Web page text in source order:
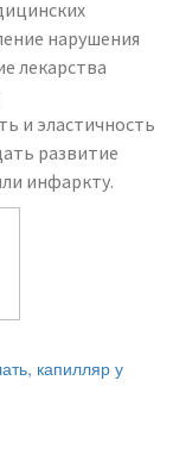
нарушения
лекарства
и эластичность
развитие
инфаркту.
капилляр у